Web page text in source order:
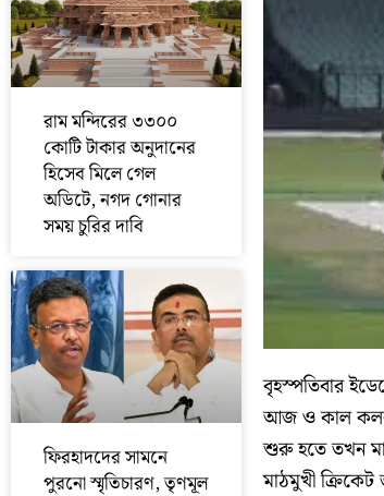
রাম মন্দিরের ৩৩০০
কোটি টাকার অনুদানের
হিসেব মিলে গেল
অডিটে, নগদ গোনার
সময় চুরির দাবি
ফিরহাদদের সামনে
পুরনো স্মৃতিচারণ, তৃণমূল
বৃহস্পতিবার
আজ ও কাল
শুরু হতে তখন
মাঠমুখী ক্রিকেট